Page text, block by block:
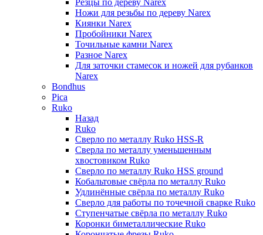
Резцы по дереву Narex
Ножи для резьбы по дереву Narex
Киянки Narex
Пробойники Narex
Точильные камни Narex
Разное Narex
Для заточки стамесок и ножей для рубанков
Narex
Bondhus
Pica
Ruko
Назад
Ruko
Сверло по металлу Ruko HSS-R
Сверла по металлу уменьшенным
хвостовиком Ruko
Сверло по металлу Ruko HSS ground
Кобальтовые свёрла по металлу Ruko
Удлинённые свёрла по металлу Ruko
Сверло для работы по точечной сварке Ruko
Ступенчатые свёрла по металлу Ruko
Коронки биметаллические Ruko